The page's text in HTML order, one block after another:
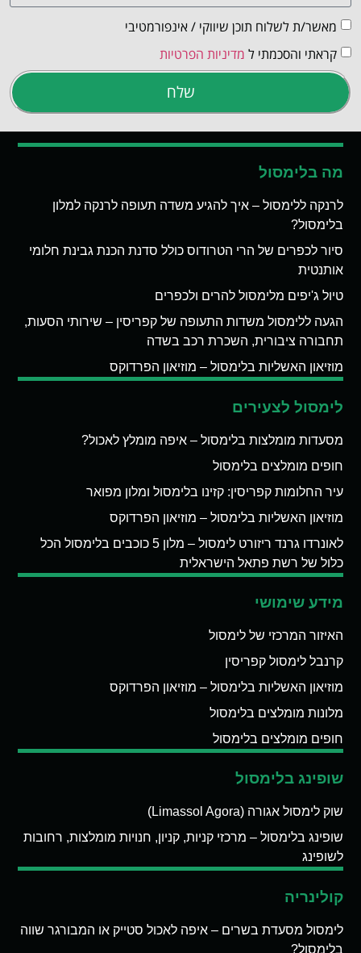
מאשר/ת לשלוח תוכן שיווקי / אינפורמטיבי
קראתי והסכמתי ל מדיניות הפרטיות
שלח
מה בלימסול
לרנקה ללימסול – איך להגיע משדה תעופה לרנקה למלון
בלימסול?
סיור לכפרים של הרי הטרודוס כולל סדנת הכנת גבינת חלומי
אותנטית
טיול ג'יפים מלימסול להרים ולכפרים
הגעה ללימסול משדות התעופה של קפריסין – שירותי הסעות,
תחבורה ציבורית, השכרת רכב בשדה
מוזיאון האשליות בלימסול – מוזיאון הפרדוקס
לימסול לצעירים
מסעדות מומלצות בלימסול – איפה מומלץ לאכול?
חופים מומלצים בלימסול
עיר החלומות קפריסין: קזינו בלימסול ומלון מפואר
מוזיאון האשליות בלימסול – מוזיאון הפרדוקס
לאונרדו גרנד ריזורט לימסול – מלון 5 כוכבים בלימסול הכל
כלול של רשת פתאל הישראלית
מידע שימושי
האיזור המרכזי של לימסול
קרנבל לימסול קפריסין
מוזיאון האשליות בלימסול – מוזיאון הפרדוקס
מלונות מומלצים בלימסול
חופים מומלצים בלימסול
שופינג בלימסול
שוק לימסול אגורה (Limassol Agora)
שופינג בלימסול – מרכזי קניות, קניון, חנויות מומלצות, רחובות
לשופינג
קולינריה
לימסול מסעדת בשרים – איפה לאכול סטייק או המבורגר שווה
בלימסול?